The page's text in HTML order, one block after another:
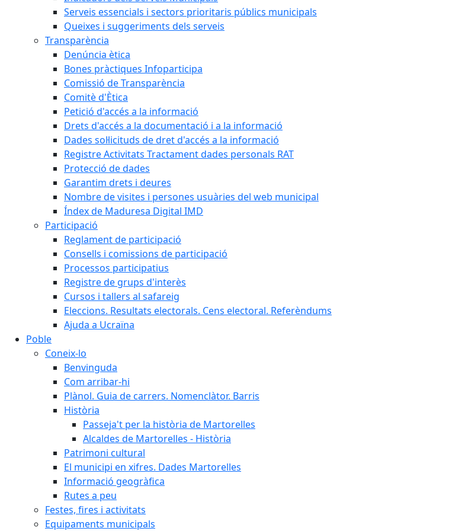
Serveis essencials i sectors prioritaris públics municipals
Queixes i suggeriments dels serveis
Transparència
Denúncia ètica
Bones pràctiques Infoparticipa
Comissió de Transparència
Comitè d'Ètica
Petició d'accés a la informació
Drets d'accés a la documentació i a la informació
Dades sol·licituds de dret d'accés a la informació
Registre Activitats Tractament dades personals RAT
Protecció de dades
Garantim drets i deures
Nombre de visites i persones usuàries del web municipal
Índex de Maduresa Digital IMD
Participació
Reglament de participació
Consells i comissions de participació
Processos participatius
Registre de grups d'interès
Cursos i tallers al safareig
Eleccions. Resultats electorals. Cens electoral. Referèndums
Ajuda a Ucraïna
Poble
Coneix-lo
Benvinguda
Com arribar-hi
Plànol. Guia de carrers. Nomenclàtor. Barris
Història
Passeja't per la història de Martorelles
Alcaldes de Martorelles - Història
Patrimoni cultural
El municipi en xifres. Dades Martorelles
Informació geogràfica
Rutes a peu
Festes, fires i activitats
Equipaments municipals